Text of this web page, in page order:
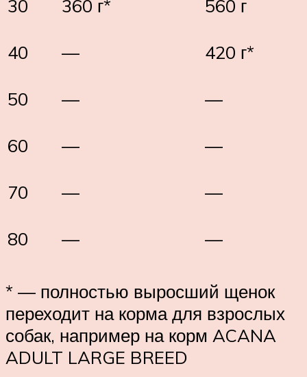
30 360 г* 560 г
40 — 420 г*
50 — —
60 — —
70 — —
80 — —
* — полностью выросший щенок
переходит на корма для взрослых
собак, например на корм ACANA
ADULT LARGE BREED